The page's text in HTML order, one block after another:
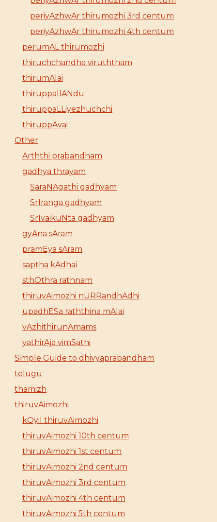
periyAzhwAr thirumozhi 3rd centum
periyAzhwAr thirumozhi 4th centum
perumAL thirumozhi
thiruchchandha viruththam
thirumAlai
thiruppallANdu
thiruppaLLiyezhuchchi
thiruppAvai
Other
Arththi prabandham
gadhya thrayam
SaraNAgathi gadhyam
SrIranga gadhyam
SrIvaikuNta gadhyam
gyAna sAram
pramEya sAram
saptha kAdhai
sthOthra rathnam
thiruvAimozhi nURRandhAdhi
upadhESa raththina mAlai
vAzhithirunAmams
yathirAja vimSathi
Simple Guide to dhivyaprabandham
telugu
thamizh
thiruvAimozhi
kOyil thiruvAimozhi
thiruvAimozhi 10th centum
thiruvAimozhi 1st centum
thiruvAimozhi 2nd centum
thiruvAimozhi 3rd centum
thiruvAimozhi 4th centum
thiruvAimozhi 5th centum